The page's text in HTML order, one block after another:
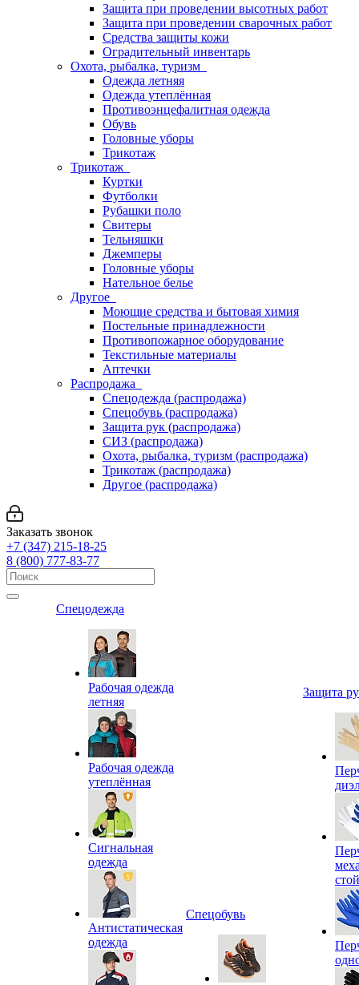
Защита при проведении высотных работ
Защита при проведении сварочных работ
Средства защиты кожи
Оградительный инвентарь
Охота, рыбалка, туризм
Одежда летняя
Одежда утеплённая
Противоэнцефалитная одежда
Обувь
Головные уборы
Трикотаж
Трикотаж
Куртки
Футболки
Рубашки поло
Свитеры
Тельняшки
Джемперы
Головные уборы
Нательное белье
Другое
Моющие средства и бытовая химия
Постельные принадлежности
Противопожарное оборудование
Текстильные материалы
Аптечки
Распродажа
Спецодежда (распродажа)
Спецобувь (распродажа)
Защита рук (распродажа)
СИЗ (распродажа)
Охота, рыбалка, туризм (распродажа)
Трикотаж (распродажа)
Другое (распродажа)
Заказать звонок
+7 (347) 215-18-25
8 (800) 777-83-77
Спецодежда
Рабочая одежда
летняя
Рабочая одежда
утеплённая
Сигнальная
одежда
Антистатическая
одежда
Спецобувь
Защита